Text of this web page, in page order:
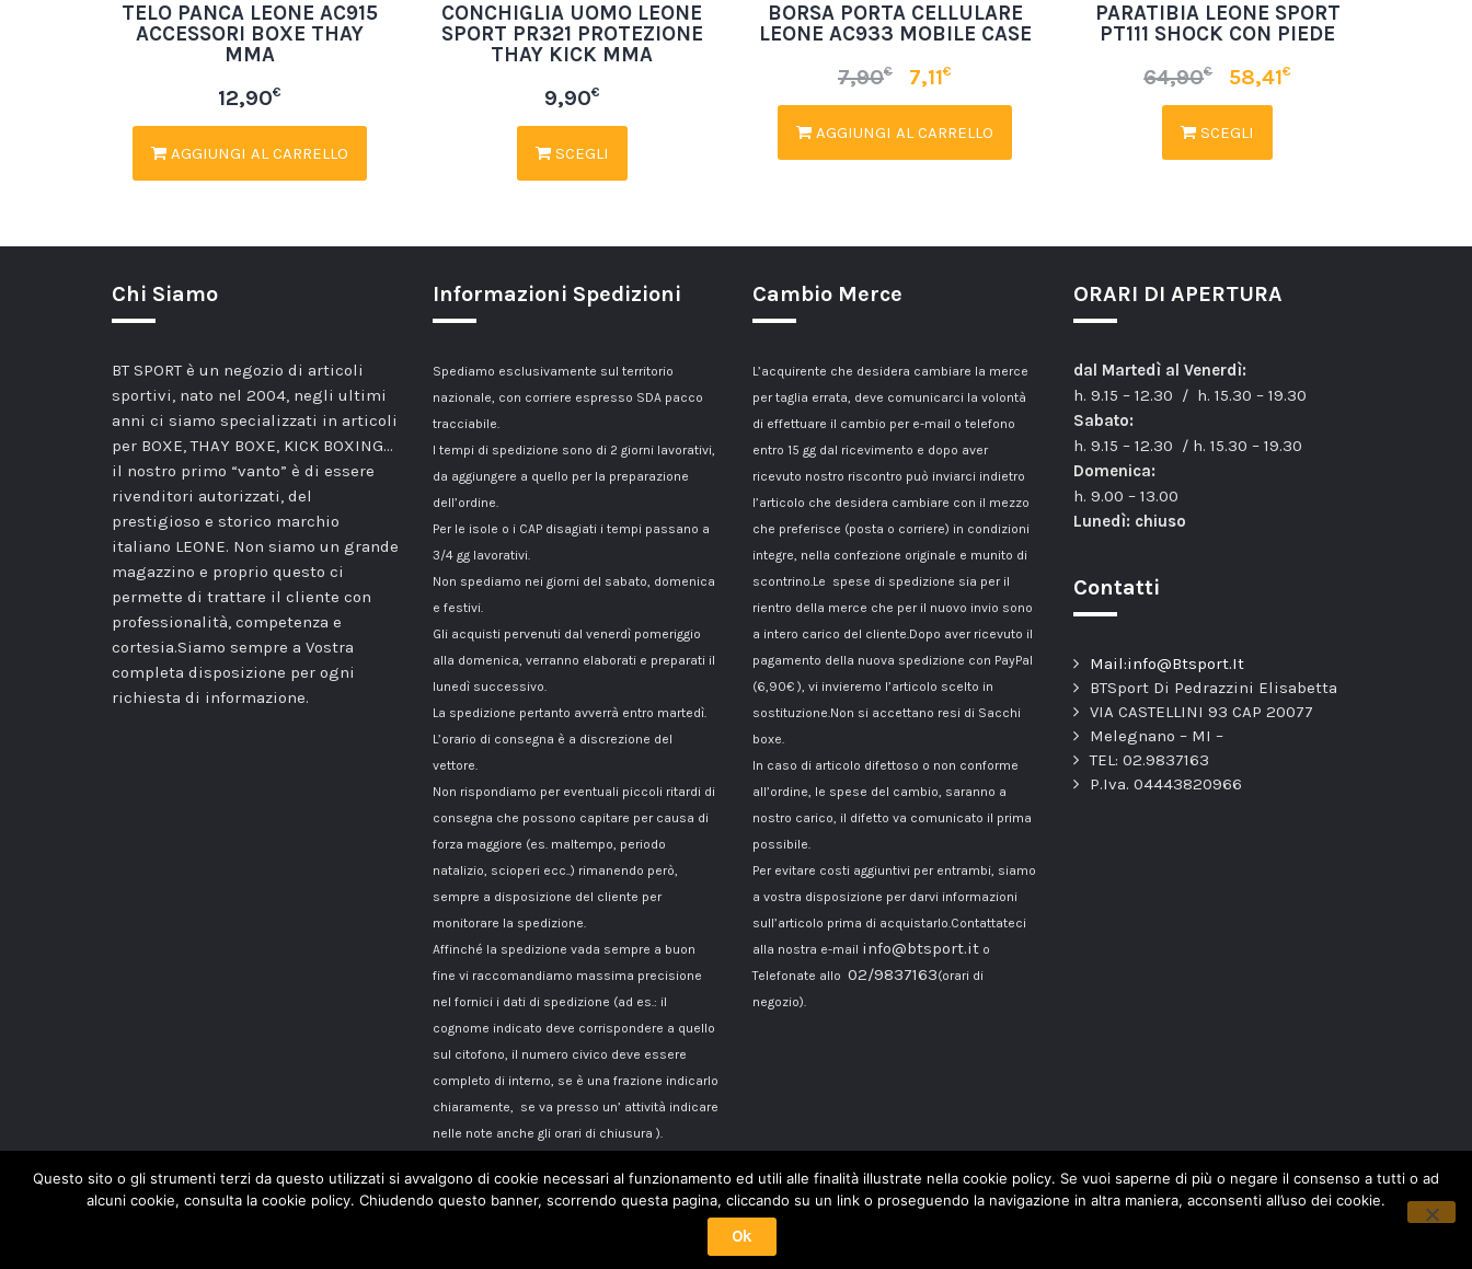
TELO PANCA LEONE AC915
ACCESSORI BOXE THAY
MMA
12,90€
AGGIUNGI AL CARRELLO
CONCHIGLIA UOMO LEONE
SPORT PR321 PROTEZIONE
THAY KICK MMA
9,90€
SCEGLI
BORSA PORTA CELLULARE
LEONE AC933 MOBILE CASE
7,90€ 7,11€
AGGIUNGI AL CARRELLO
PARATIBIA LEONE SPORT
PT111 SHOCK CON PIEDE
64,90€ 58,41€
SCEGLI
Chi Siamo
BT SPORT è un negozio di articoli
sportivi, nato nel 2004, negli ultimi
anni ci siamo specializzati in articoli
per BOXE, THAY BOXE, KICK BOXING…
il nostro primo “vanto” è di essere
rivenditori autorizzati, del
prestigioso e storico marchio
italiano LEONE. Non siamo un grande
magazzino e proprio questo ci
permette di trattare il cliente con
professionalità, competenza e
cortesia.Siamo sempre a Vostra
completa disposizione per ogni
richiesta di informazione.
Informazioni Spedizioni
Spediamo esclusivamente sul territorio
nazionale, con corriere espresso SDA pacco
tracciabile.
I tempi di spedizione sono di 2 giorni lavorativi,
da aggiungere a quello per la preparazione
dell’ordine.
Per le isole o i CAP disagiati i tempi passano a
3/4 gg lavorativi.
Non spediamo nei giorni del sabato, domenica
e festivi.
Gli acquisti pervenuti dal venerdì pomeriggio
alla domenica, verranno elaborati e preparati il
lunedì successivo.
La spedizione pertanto avverrà entro martedì.
L’orario di consegna è a discrezione del
vettore.
Non rispondiamo per eventuali piccoli ritardi di
consegna che possono capitare per causa di
forza maggiore (es. maltempo, periodo
natalizio, scioperi ecc..) rimanendo però,
sempre a disposizione del cliente per
monitorare la spedizione.
Affinché la spedizione vada sempre a buon
fine vi raccomandiamo massima precisione
nel fornici i dati di spedizione (ad es.: il
cognome indicato deve corrispondere a quello
sul citofono, il numero civico deve essere
completo di interno, se è una frazione indicarlo
chiaramente, se va presso un’ attività indicare
nelle note anche gli orari di chiusura ).
Cambio Merce
L’acquirente che desidera cambiare la merce
per taglia errata, deve comunicarci la volontà
di effettuare il cambio per e-mail o telefono
entro 15 gg dal ricevimento e dopo aver
ricevuto nostro riscontro può inviarci indietro
l’articolo che desidera cambiare con il mezzo
che preferisce (posta o corriere) in condizioni
integre, nella confezione originale e munito di
scontrino.Le spese di spedizione sia per il
rientro della merce che per il nuovo invio sono
a intero carico del cliente.Dopo aver ricevuto il
pagamento della nuova spedizione con PayPal
(6,90€ ), vi invieremo l’articolo scelto in
sostituzione.Non si accettano resi di Sacchi
boxe.
In caso di articolo difettoso o non conforme
all’ordine, le spese del cambio, saranno a
nostro carico, il difetto va comunicato il prima
possibile.
Per evitare costi aggiuntivi per entrambi, siamo
a vostra disposizione per darvi informazioni
sull’articolo prima di acquistarlo.Contattateci
alla nostra e-mail info@btsport.it o
Telefonate allo 02/9837163(orari di
negozio).
ORARI DI APERTURA
dal Martedì al Venerdì:
h. 9.15 – 12.30 / h. 15.30 – 19.30
Sabato:
h. 9.15 – 12.30 / h. 15.30 – 19.30
Domenica:
h. 9.00 – 13.00
Lunedì: chiuso
Contatti
Mail:info@Btsport.It
BTSport Di Pedrazzini Elisabetta
VIA CASTELLINI 93 CAP 20077
Melegnano – MI –
TEL: 02.9837163
P.Iva. 04443820966
Questo sito o gli strumenti terzi da questo utilizzati si avvalgono di cookie necessari al funzionamento ed utili alle finalità illustrate nella cookie policy. Se vuoi saperne di più o negare il consenso a tutti o ad
alcuni cookie, consulta la cookie policy. Chiudendo questo banner, scorrendo questa pagina, cliccando su un link o proseguendo la navigazione in altra maniera, acconsenti all’uso dei cookie.
Ok